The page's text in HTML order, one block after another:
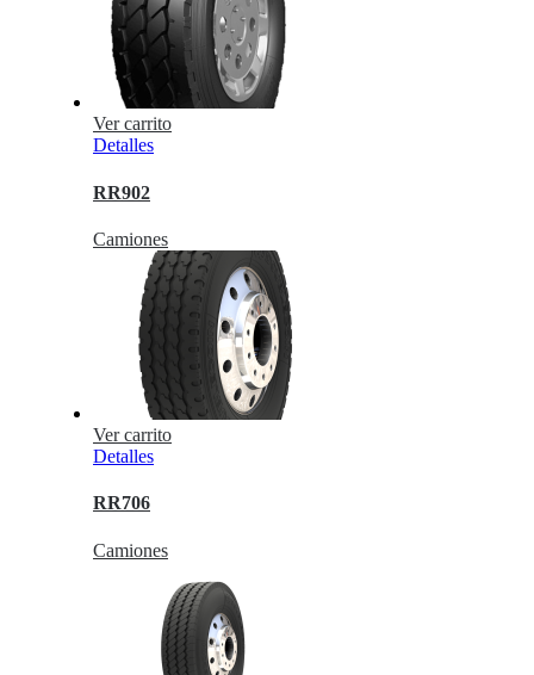
Ver carrito
Detalles
RR902
Camiones
Ver carrito
Detalles
RR706
Camiones